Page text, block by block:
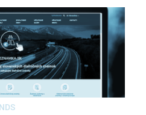
NDS